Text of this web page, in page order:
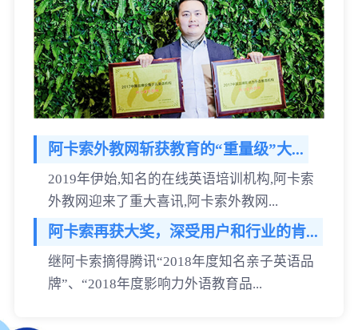
阿卡索外教网斩获教育的“重量级”大...
2019年伊始,知名的在线英语培训机构,阿卡索
外教网迎来了重大喜讯,阿卡索外教网...
阿卡索再获大奖，深受用户和行业的肯...
继阿卡索摘得腾讯“2018年度知名亲子英语品
牌”、“2018年度影响力外语教育品...